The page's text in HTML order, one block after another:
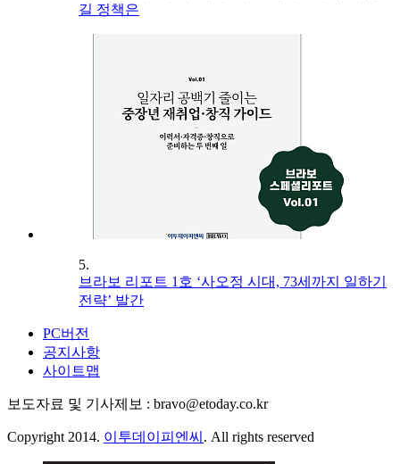
길 정책은
5.
브라보 리포트 1호 ‘사오정 시대, 73세까지 일하기
전략’ 발간
PC버전
공지사항
사이트맵
보도자료 및 기사제보 : bravo@etoday.co.kr
Copyright 2014. 이투데이피엔씨 . All rights reserved